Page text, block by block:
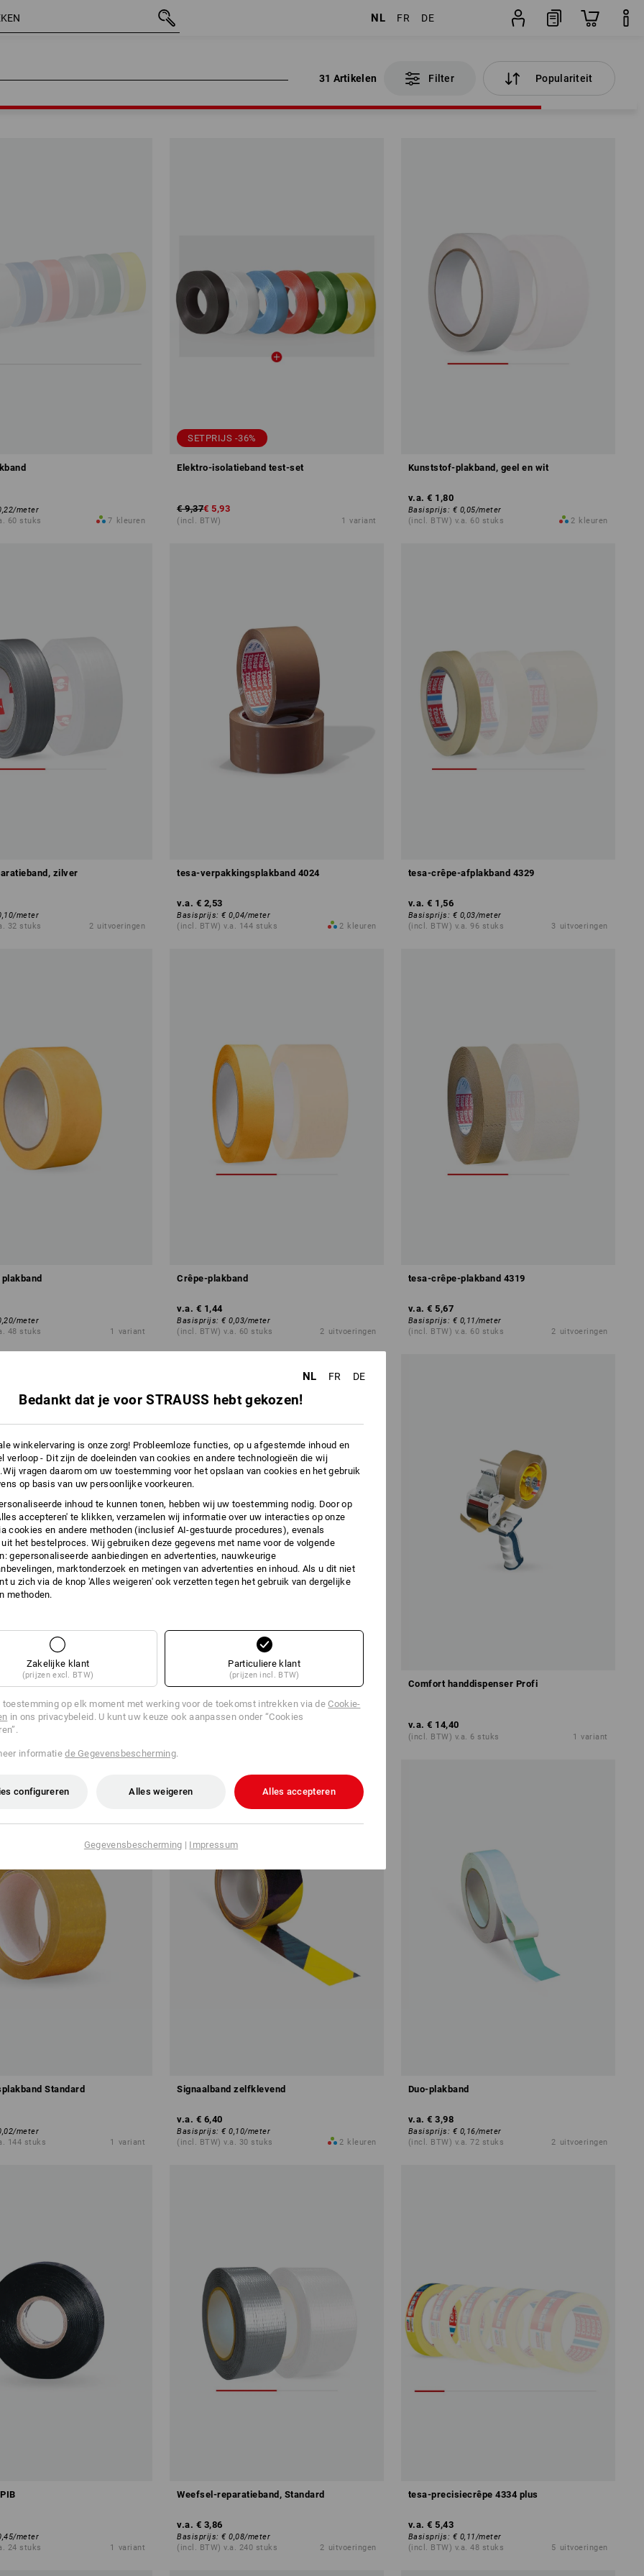
NL FR DE
31 Artikelen Filter Populariteit
31 Artikelen Filter Populariteit
/meter
60 stuks
7 kleuren
SETPRIJS -36%
Elektro-isolatieband test-set
€ 9,37€ 5,93
(incl. BTW) 1 variant
Kunststof-plakband, geel en wit
v.a. € 1,80
Basisprijs: € 0,05/meter
(incl. BTW) v.a. 60 stuks
2 kleuren
zilver
/meter
32 stuks
2 uitvoeringen
tesa-verpakkingsplakband 4024
v.a. € 2,53
Basisprijs: € 0,04/meter
(incl. BTW) v.a. 144 stuks
2 kleuren
tesa-crêpe-afplakband 4329
v.a. € 1,56
Basisprijs: € 0,03/meter
(incl. BTW) v.a. 96 stuks
3 uitvoeringen
/meter
48 stuks
1 variant
Crêpe-plakband
v.a. € 1,44
Basisprijs: € 0,03/meter
(incl. BTW) v.a. 60 stuks
2 uitvoeringen
tesa-crêpe-plakband 4319
v.a. € 5,67
Basisprijs: € 0,11/meter
(incl. BTW) v.a. 60 stuks
2 uitvoeringen
/
18 stuks
tesa-weefselband 4662
v.a. € 6,16
Comfort handdispenser Profi
v.a. € 14,40
(incl. BTW) v.a. 6 stuks 1 variant
Standard
/meter
144 stuks
1 variant
Signaalband zelfklevend
v.a. € 6,40
Basisprijs: € 0,10/meter
(incl. BTW) v.a. 30 stuks
2 kleuren
Duo-plakband
v.a. € 3,98
Basisprijs: € 0,16/meter
(incl. BTW) v.a. 72 stuks
2 uitvoeringen
/meter
24 stuks
1 variant
Weefsel-reparatieband, Standard
v.a. € 3,86
Basisprijs: € 0,08/meter
(incl. BTW) v.a. 240 stuks
2 uitvoeringen
tesa-precisiecrêpe 4334 plus
v.a. € 5,43
Basisprijs: € 0,11/meter
(incl. BTW) v.a. 48 stuks
5 uitvoeringen
NL FR DE
Bedankt dat je voor STRAUSS hebt gekozen!
winkelervaring is onze zorg! Probleemloze functies, op u afgestemde inhoud en
verloop - Dit zijn de doeleinden van cookies en andere technologieën die wij
vragen daarom om uw toestemming voor het opslaan van cookies en het gebruik
op basis van uw persoonlijke voorkeuren.
inhoud te kunnen tonen, hebben wij uw toestemming nodig. Door op
accepteren' te klikken, verzamelen wij informatie over uw interacties op onze
cookies en andere methoden (inclusief AI-gestuurde procedures), evenals
het bestelproces. Wij gebruiken deze gegevens met name voor de volgende
gepersonaliseerde aanbiedingen en advertenties, nauwkeurige
marktonderzoek en metingen van advertenties en inhoud. Als u dit niet
u zich via de knop 'Alles weigeren' ook verzetten tegen het gebruik van dergelijke
methoden.
Zakelijke klant
(prijzen excl. BTW)
Particuliere klant
(prijzen incl. BTW)
toestemming op elk moment met werking voor de toekomst intrekken via deCookie-
in ons privacybeleid. U kunt uw keuze ook aanpassen onder “Cookies
informatiede Gegevensbescherming.
configureren Alles weigeren Alles accepteren
Gegevensbescherming | Impressum